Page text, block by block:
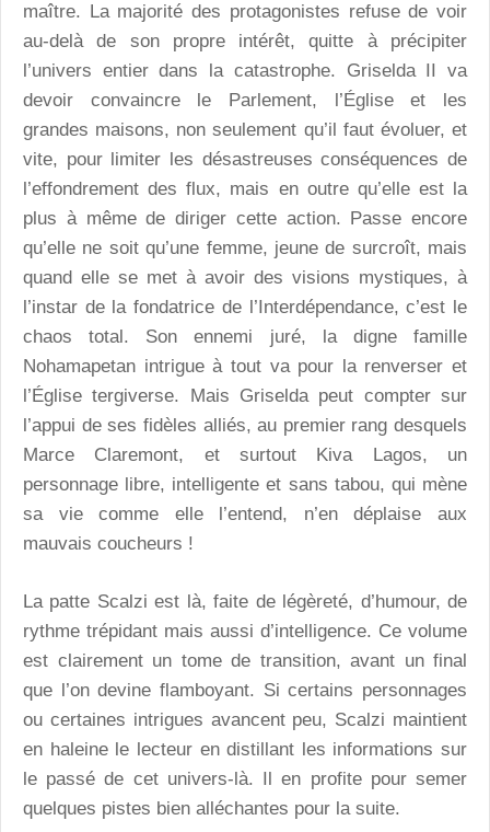
maître. La majorité des protagonistes refuse de voir
au-delà de son propre intérêt, quitte à précipiter
l’univers entier dans la catastrophe. Griselda II va
devoir convaincre le Parlement, l’Église et les
grandes maisons, non seulement qu’il faut évoluer, et
vite, pour limiter les désastreuses conséquences de
l’effondrement des flux, mais en outre qu’elle est la
plus à même de diriger cette action. Passe encore
qu’elle ne soit qu’une femme, jeune de surcroît, mais
quand elle se met à avoir des visions mystiques, à
l’instar de la fondatrice de l’Interdépendance, c’est le
chaos total. Son ennemi juré, la digne famille
Nohamapetan intrigue à tout va pour la renverser et
l’Église tergiverse. Mais Griselda peut compter sur
l’appui de ses fidèles alliés, au premier rang desquels
Marce Claremont, et surtout Kiva Lagos, un
personnage libre, intelligente et sans tabou, qui mène
sa vie comme elle l’entend, n’en déplaise aux
mauvais coucheurs !
La patte Scalzi est là, faite de légèreté, d’humour, de
rythme trépidant mais aussi d’intelligence. Ce volume
est clairement un tome de transition, avant un final
que l’on devine flamboyant. Si certains personnages
ou certaines intrigues avancent peu, Scalzi maintient
en haleine le lecteur en distillant les informations sur
le passé de cet univers-là. Il en profite pour semer
quelques pistes bien alléchantes pour la suite.